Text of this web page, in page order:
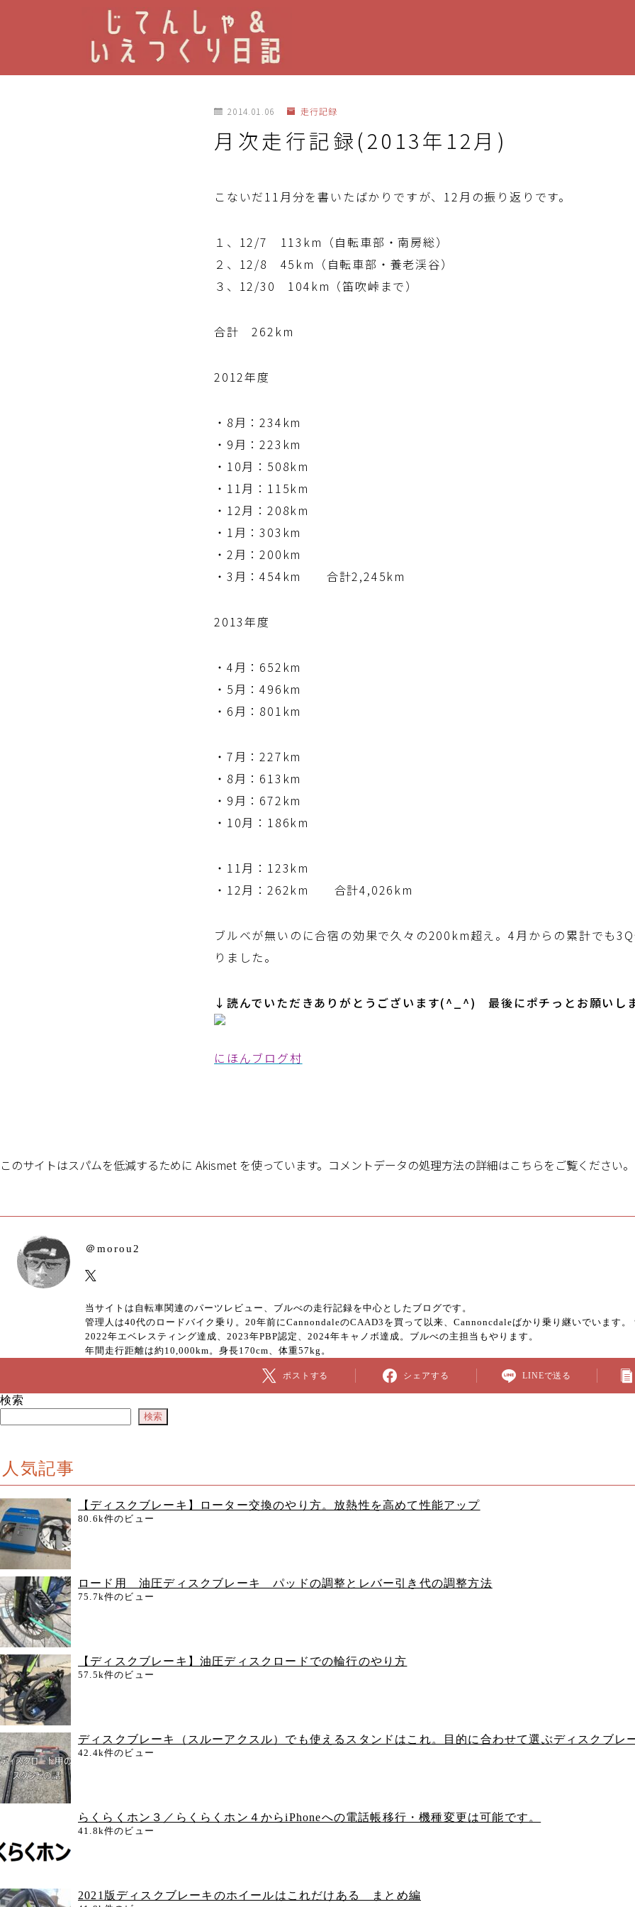
2014.01.06 走行記録
月次走行記録(2013年12月)
こないだ11月分を書いたばかりですが、12月の振り返りです。
１、12/7 113km（自転車部・南房総）
２、12/8 45km（自転車部・養老渓谷）
３、12/30 104km（笛吹峠まで）
合計 262km
2012年度
・8月：234km
・9月：223km
・10月：508km
・11月：115km
・12月：208km
・1月：303km
・2月：200km
・3月：454km 合計2,245km
2013年度
・4月：652km
・5月：496km
・6月：801km
・7月：227km
・8月：613km
・9月：672km
・10月：186km
・11月：123km
・12月：262km 合計4,026km
ブルベが無いのに合宿の効果で久々の200km超え。4月からの累計でも
りました。
↓読んでいただきありがとうございます(^_^) 最後にポチっとお願いし
にほんブログ村
このサイトはスパムを低減するために Akismet を使っています。 コメントデータの処理方法の詳細はこちらをご覧ください。
＠morou2
当サイトは自転車関連のパーツレビュー、ブルべの走行記録を中心としたブログです。
管理人は40代のロードバイク乗り。20年前にCannondaleのCAAD3を買って以来、Cannoncdaleばかり乗り継いでいます
2022年エベレスティング達成、2023年PBP認定、2024年キャノボ達成。ブルべの主担当もやります。
年間走行距離は約10,000km。身長170cm、体重57kg。
ポストする シェアする LINEで送る
検索
検索
人気記事
【ディスクブレーキ】ローター交換のやり方。放熱性を高めて性能アップ
80.6k件のビュー
ロード用 油圧ディスクブレーキ パッドの調整とレバー引き代の調整方法
75.7k件のビュー
【ディスクブレーキ】油圧ディスクロードでの輪行のやり方
57.5k件のビュー
ディスクブレーキ（スルーアクスル）でも使えるスタンドはこれ。目的に合わせて選ぶディスクブレ
42.4k件のビュー
らくらくホン３／らくらくホン４からiPhoneへの電話帳移行・機種変更は可能です。
41.8k件のビュー
2021版ディスクブレーキのホイールはこれだけある まとめ編